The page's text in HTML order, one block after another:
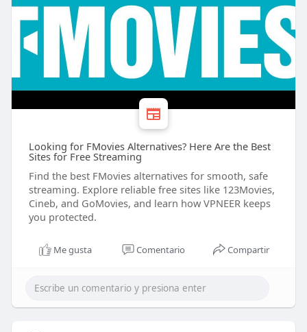
Looking for FMovies Alternatives? Here Are the Best
Sites for Free Streaming
Find the best FMovies alternatives for smooth, safe
streaming. Explore reliable free sites like 123Movies,
Cineb, and GoMovies, and learn how VPNEER keeps
you protected.
Me gusta Comentario Compartir